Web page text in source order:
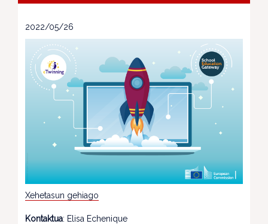
2022/05/26
Xehetasun gehiago
Kontaktua: Elisa Echenique